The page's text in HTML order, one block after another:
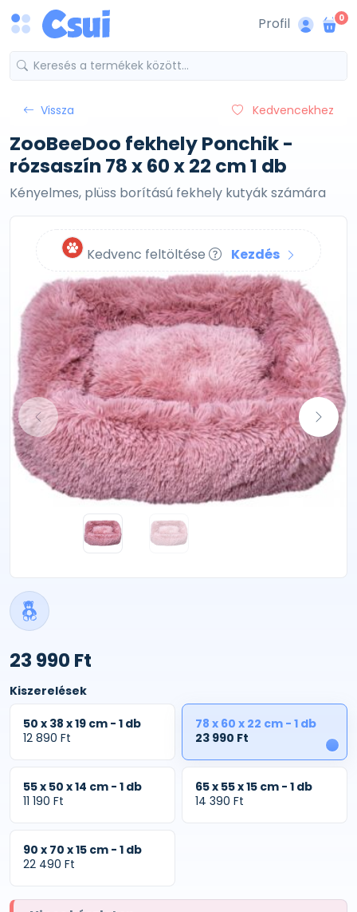
Profil 0
Vissza Kedvencekhez
ZooBeeDoo fekhely Ponchik -
rózsaszín 78 x 60 x 22 cm 1 db
Kényelmes, plüss borítású fekhely kutyák számára
Kedvenc feltöltése Kezdés
23 990 Ft
Kiszerelések
50 x 38 x 19 cm - 1 db
12 890 Ft
1
78 x 60 x 22 cm - 1 db
23 990 Ft
55 x 50 x 14 cm - 1 db
11 190 Ft
65 x 55 x 15 cm - 1 db
14 390 Ft
90 x 70 x 15 cm - 1 db
22 490 Ft